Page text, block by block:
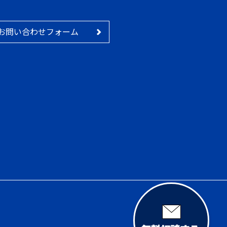
問い合わせフォーム